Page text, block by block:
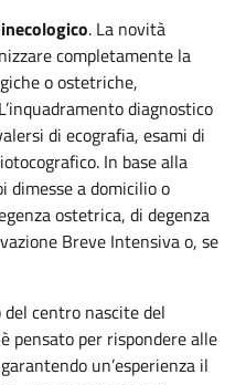
. La novità
completamente la
o ostetriche,
diagnostico
di ecografia, esami di
In base alla
dimesse a domicilio o
ostetrica, di degenza
Breve Intensiva o, se
centro nascite del
pensato per rispondere alle
un’esperienza il